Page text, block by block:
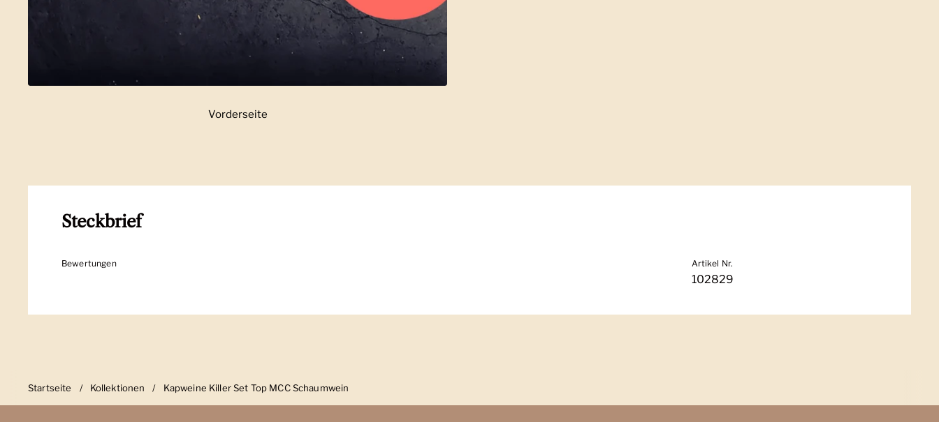
Zeige Folie 1
Vorderseite
Steckbrief
Bewertungen Artikel Nr.
102829
Startseite / Kollektionen / Kapweine Killer Set Top MCC Schaumwein